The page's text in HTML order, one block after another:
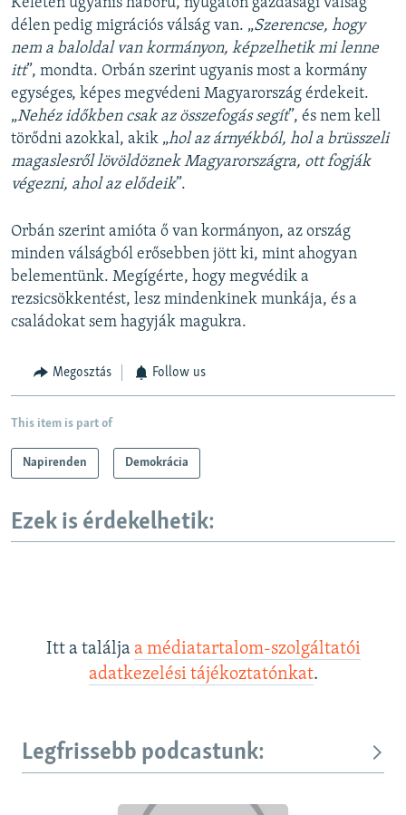
Keleten ugyanis háború, nyugaton gazdasági válság
délen pedig migrációs válság van. „Szerencse, hogy
nem a baloldal van kormányon, képzelhetik mi lenne
itt”, mondta. Orbán szerint ugyanis most a kormány
egységes, képes megvédeni Magyarország érdekeit.
„Nehéz időkben csak az összefogás segít”, és nem kell
törődni azokkal, akik „hol az árnyékból, hol a brüsszeli
magaslesről lövöldöznek Magyarországra, ott fogják
végezni, ahol az elődeik”.
Orbán szerint amióta ő van kormányon, az ország
minden válságból erősebben jött ki, mint ahogyan
belementünk. Megígérte, hogy megvédik a
rezsicsökkentést, lesz mindenkinek munkája, és a
családokat sem hagyják magukra.
Megosztás Follow us
This item is part of
Napirenden Demokrácia
Ezek is érdekelhetik:
Itt a találja a médiatartalom-szolgáltatói
adatkezelési tájékoztatónkat.
Legfrissebb podcastunk: